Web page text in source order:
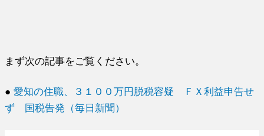
まず次の記事をご覧ください。
●愛知の住職、３１００万円脱税容疑 ＦＸ利益申告せ
ず 国税告発（毎日新聞）